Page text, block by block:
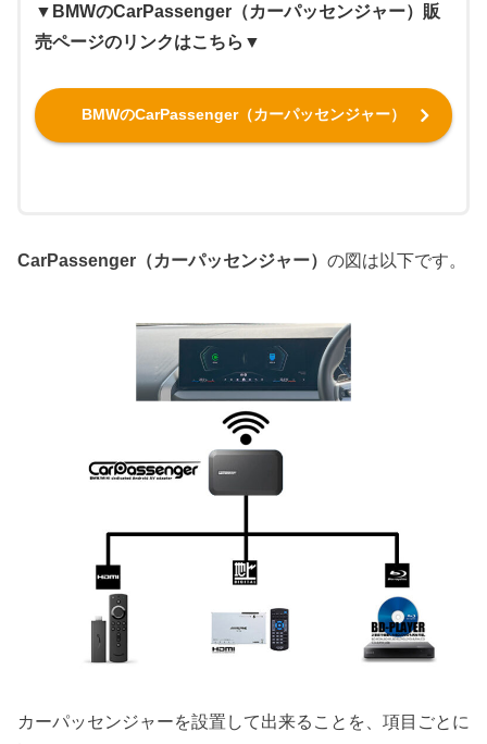
▼BMWのCarPassenger（カーパッセンジャー）販
売ページのリンクはこちら▼
BMWのCarPassenger（カーパッセンジャー）
CarPassenger（カーパッセンジャー） の図は以下です。
カーパッセンジャーを設置して出来ることを、項目ごとに